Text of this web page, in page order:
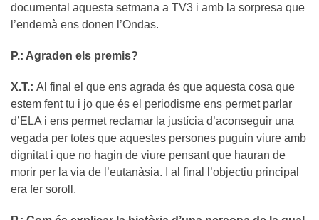
documental aquesta setmana a TV3 i amb la sorpresa que
l’endemà ens donen l’Ondas.
P.: Agraden els premis?
X.T.: Al final el que ens agrada és que aquesta cosa que
estem fent tu i jo que és el periodisme ens permet parlar
d’ELA i ens permet reclamar la justícia d’aconseguir una
vegada per totes que aquestes persones puguin viure amb
dignitat i que no hagin de viure pensant que hauran de
morir per la via de l’eutanàsia. I al final l’objectiu principal
era fer soroll.